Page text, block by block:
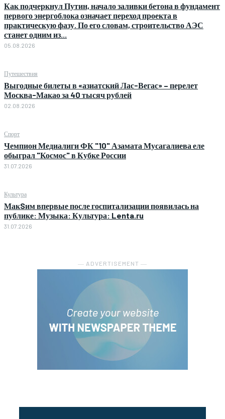
Как подчеркнул Путин, начало заливки бетона в фундамент
первого энергоблока означает переход проекта в
практическую фазу. По его словам, строительство АЭС
станет одним из...
05.08.2026
Путешествия
Выгодные билеты в «азиатский Лас-Вегас» – перелет
Москва-Макао за 40 тысяч рублей
02.08.2026
Спорт
Чемпион Медиалиги ФК "10" Азамата Мусагалиева еле
обыграл "Космос" в Кубке России
31.07.2026
Культура
МакSим впервые после госпитализации появилась на
публике: Музыка: Культура: Lenta.ru
31.07.2026
― ADVERTISEMENT ―